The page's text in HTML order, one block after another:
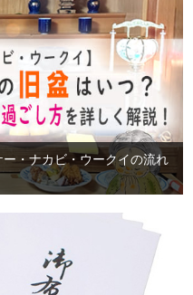
・ナカビ・ウークイの流れ